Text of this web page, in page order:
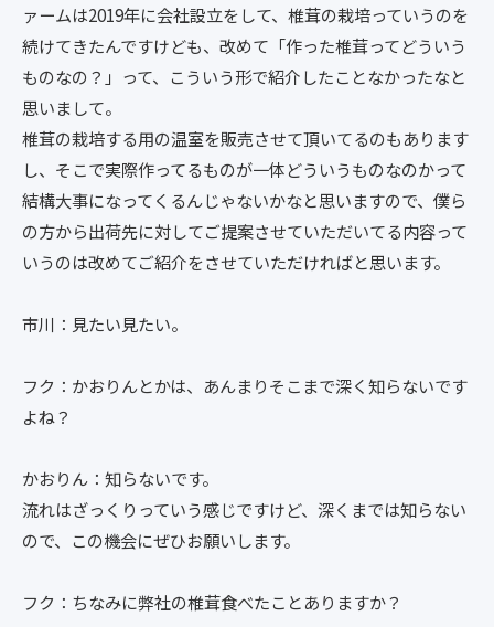
ァームは2019年に会社設立をして、椎茸の栽培っていうのを
続けてきたんですけども、改めて「作った椎茸ってどういう
ものなの？」って、こういう形で紹介したことなかったなと
思いまして。
椎茸の栽培する用の温室を販売させて頂いてるのもあります
し、そこで実際作ってるものが一体どういうものなのかって
結構大事になってくるんじゃないかなと思いますので、僕ら
の方から出荷先に対してご提案させていただいてる内容って
いうのは改めてご紹介をさせていただければと思います。
市川：見たい見たい。
フク：かおりんとかは、あんまりそこまで深く知らないです
よね？
かおりん：知らないです。
流れはざっくりっていう感じですけど、深くまでは知らない
ので、この機会にぜひお願いします。
フク：ちなみに弊社の椎茸食べたことありますか？